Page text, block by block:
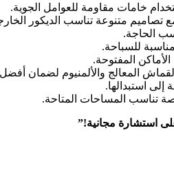
خامات مقاومة للعوامل الجوية.
متنوعة تناسب الديكور
الحاجة.
للسباحة.
المفتوحة.
المعالج والألمنيوم لضمان أفضل
استبدالها.
تناسب المساحات المتاحة.
استشارة مجانية!”